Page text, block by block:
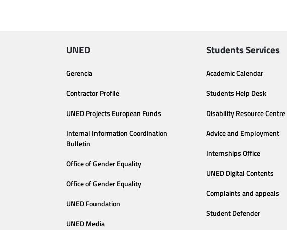
UNED
Gerencia
Contractor Profile
UNED Projects European Funds
Internal Information Coordination
Bulletin
Office of Gender Equality
Office of Gender Equality
UNED Foundation
UNED Media
Students Services
Academic Calendar
Students Help Desk
Disability Resource Centre
Advice and Employment
Internships Office
UNED Digital Contents
Complaints and appeals
Student Defender